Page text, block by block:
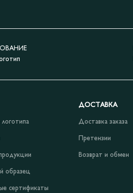
логотипа
образец
сертификаты
ДОСТАВКА
Доставка заказа
Претензии
Возврат и обмен